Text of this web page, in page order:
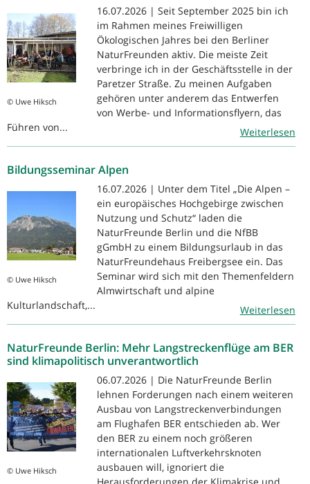
© Uwe Hiksch
16.07.2026 | Seit September 2025 bin ich
im Rahmen meines Freiwilligen
Ökologischen Jahres bei den Berliner
NaturFreunden aktiv. Die meiste Zeit
verbringe ich in der Geschäftsstelle in der
Paretzer Straße. Zu meinen Aufgaben
gehören unter anderem das Entwerfen
von Werbe- und Informationsflyern, das
Führen von...
Weiterlesen
Bildungsseminar Alpen
© Uwe Hiksch
16.07.2026 | Unter dem Titel „Die Alpen –
ein europäisches Hochgebirge zwischen
Nutzung und Schutz“ laden die
NaturFreunde Berlin und die NfBB
gGmbH zu einem Bildungsurlaub in das
NaturFreundehaus Freibergsee ein. Das
Seminar wird sich mit den Themenfeldern
Almwirtschaft und alpine
Kulturlandschaft,...
Weiterlesen
NaturFreunde Berlin: Mehr Langstreckenflüge am BER
sind klimapolitisch unverantwortlich
© Uwe Hiksch
06.07.2026 | Die NaturFreunde Berlin
lehnen Forderungen nach einem weiteren
Ausbau von Langstreckenverbindungen
am Flughafen BER entschieden ab. Wer
den BER zu einem noch größeren
internationalen Luftverkehrsknoten
ausbauen will, ignoriert die
Herausforderungen der Klimakrise und